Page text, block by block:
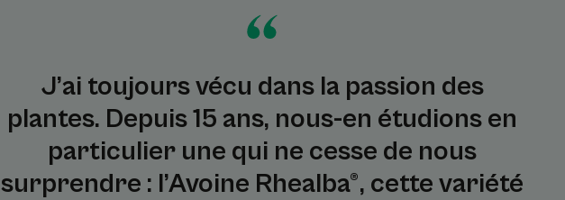
J’ai toujours vécu dans la passion des
plantes. Depuis 15 ans, nous-en étudions en
particulier une qui ne cesse de nous
surprendre : l’Avoine Rhealba®, cette variété